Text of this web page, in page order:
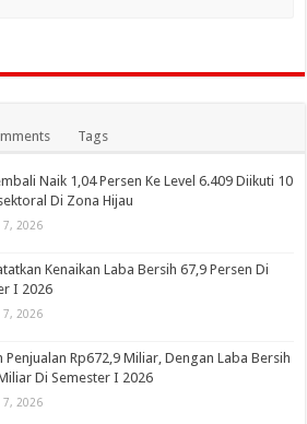
Tags
Naik 1,04 Persen Ke Level 6.409 Diikuti 10
Di Zona Hijau
7, 2026
Kenaikan Laba Bersih 67,9 Persen Di
I 2026
7, 2026
Penjualan Rp672,9 Miliar, Dengan Laba Bersih
Di Semester I 2026
7, 2026